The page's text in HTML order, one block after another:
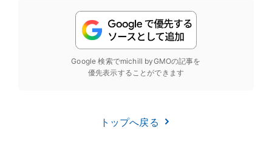
Google 検索でmichill byGMOの記事を
優先表示することができます
トップへ戻る